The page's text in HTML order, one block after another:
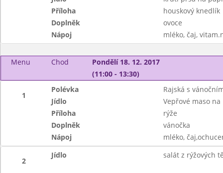
Příloha
houskový knedlík
Doplněk
ovoce
Nápoj
mléko, čaj,
Menu Chod
Pondělí 18. 12. 2017
(11:00 - 13:30)
1
Polévka
Rajská s
Jídlo
Vepřové maso
Příloha
rýže
Doplněk
vánočka
Nápoj
mléko,
2
Jídlo salát z rýžových